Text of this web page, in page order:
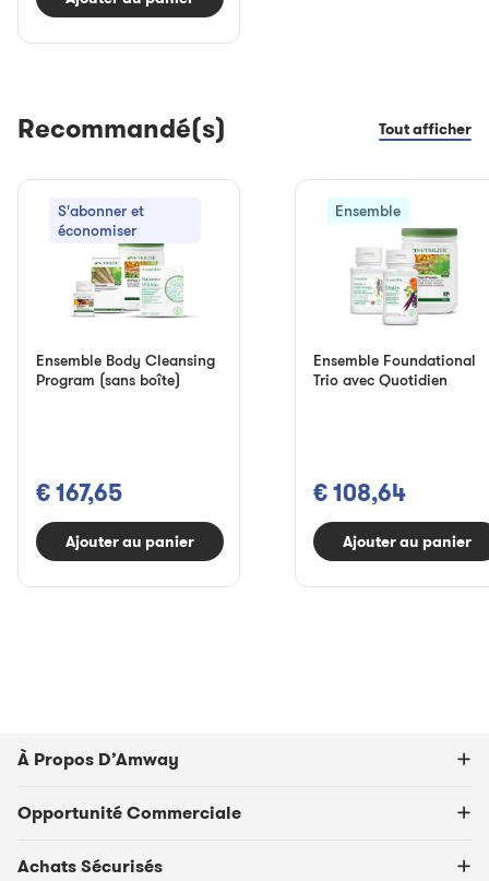
Recommandé(s) Tout afficher
S'abonner et
économiser
Ensemble Body Cleansing
Program (sans boîte)
€ 167,65
Ajouter au panier
Ensemble
Ensemble Foundational
Trio avec Quotidien
€ 108,64
Ajouter au panier
À Propos D’Amway
Opportunité Commerciale
Achats Sécurisés